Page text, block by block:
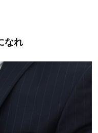
なれ